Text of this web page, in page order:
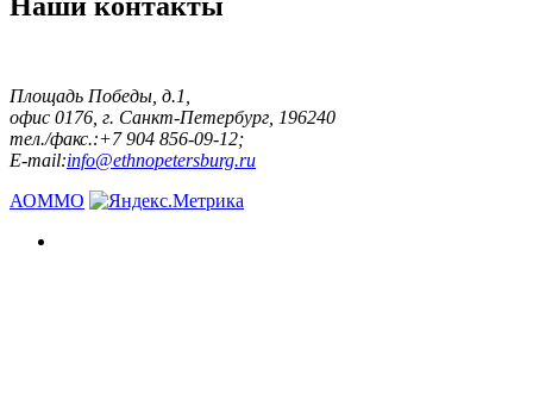
Площадь Победы, д.1,
офис 0176, г. Санкт-Петербург, 196240
тел./факс.:+7 904 856-09-12;
E-mail:info@ethnopetersburg.ru
АОММО